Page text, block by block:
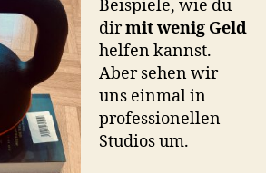
Beispiele, wie du
dirmit wenig Geld
helfen kannst.
Aber sehen wir
uns einmal in
professionellen
Studios um.